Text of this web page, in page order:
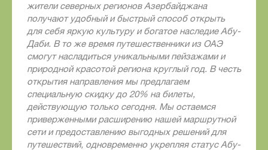
жители северных регионов Азербайджана
получают удобный и быстрый способ открыть
для себя яркую культуру и богатое наследие Абу-
Даби. В то же время путешественники из ОАЭ
смогут насладиться уникальными пейзажами и
природной красотой региона круглый год. В честь
открытия направления мы предлагаем
специальную скидку до 20% на билеты,
действующую только сегодня. Мы остаемся
приверженными расширению нашей маршрутной
сети и предоставлению выгодных решений для
путешествий, одновременно укрепляя статус Абу-